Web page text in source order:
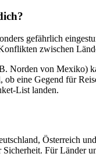
gefährlich
zwischen
Norden von Mexiko)
ob eine Gegend für
List landen.
Österreich
Für Länder